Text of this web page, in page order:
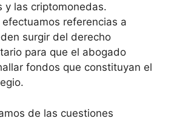
y las criptomonedas.
referencias a
surgir del derecho
para que el abogado
fondos que constituyan el
de las cuestiones